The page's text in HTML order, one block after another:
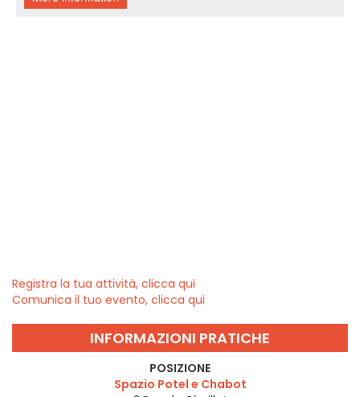
Registra la tua attività, clicca qui
Comunica il tuo evento, clicca qui
INFORMAZIONI PRATICHE
POSIZIONE
Spazio Potel e Chabot